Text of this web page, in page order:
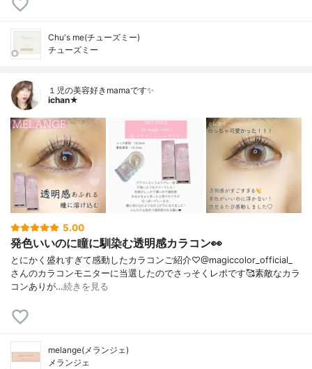
Chu's me(チューズミー)
チューズミー
１児の美容好きmamaです✨
ichan★
5.00
発色いいのに瞳に馴染む透明感カラコン👀
とにかく盛れすぎて感動したカラコンご紹介♡@magiccolor_official_
さんのカラコンモニターに当選したのでさっそくレポです🥰素敵なカラ
コンありが…続きを見る
melange(メランジェ)
メランジェ